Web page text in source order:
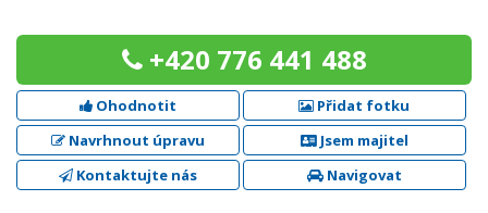
+420 776 441 488
Ohodnotit
Přidat fotku
Navrhnout úpravu
Jsem majitel
Kontaktujte nás
Navigovat